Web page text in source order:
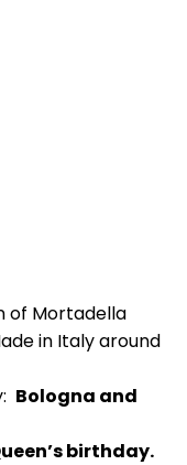
of Mortadella
in Italy around
Bologna and
birthday.